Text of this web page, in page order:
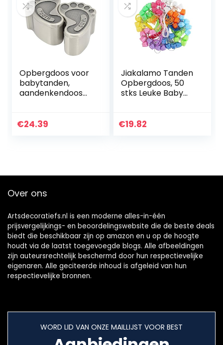
Opbergdoos voor
babytanden,
aandenkendoos
3,3 x 2,8 x 1,4 inch
€24.39
Jiakalamo Tanden
Opbergdoos, 50
stks Leuke Baby
Draagbare Kids
€19.82
Over ons
Artsdecoratiefs.nl is een moderne alles-in-één
prijsvergelijkings- en beoordelingswebsite die de beste deals
biedt die beschikbaar zijn op amazon en u op de hoogte
houdt via de laatst toegevoegde blogs. Alle afbeeldingen
zijn auteursrechtelijk beschermd door hun respectievelijke
eigenaren. Alle geciteerde inhoud is afgeleid van hun
respectievelijke bronnen.
WORD LID VAN ONZE MAILLIJST VOOR BEST